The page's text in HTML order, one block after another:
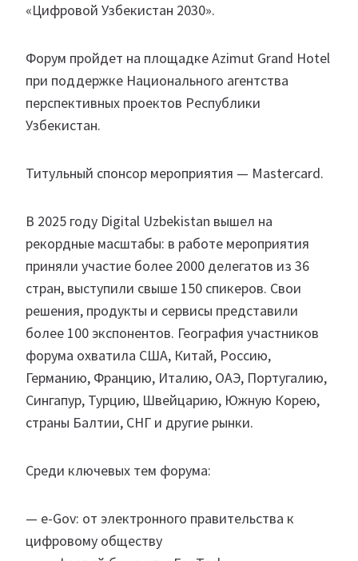
«Цифровой Узбекистан 2030».
Форум пройдет на площадке Azimut Grand Hotel
при поддержке Национального агентства
перспективных проектов Республики
Узбекистан.
Титульный спонсор мероприятия — Mastercard.
В 2025 году Digital Uzbekistan вышел на
рекордные масштабы: в работе мероприятия
приняли участие более 2000 делегатов из 36
стран, выступили свыше 150 спикеров. Свои
решения, продукты и сервисы представили
более 100 экспонентов. География участников
форума охватила США, Китай, Россию,
Германию, Францию, Италию, ОАЭ, Португалию,
Сингапур, Турцию, Швейцарию, Южную Корею,
страны Балтии, СНГ и другие рынки.
Среди ключевых тем форума:
— e-Gov: от электронного правительства к
цифровому обществу